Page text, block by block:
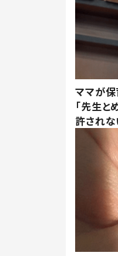
ママが
「先生と
許されな